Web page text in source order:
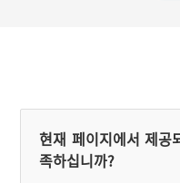
현재 페이지에서 제공
족하십니까?